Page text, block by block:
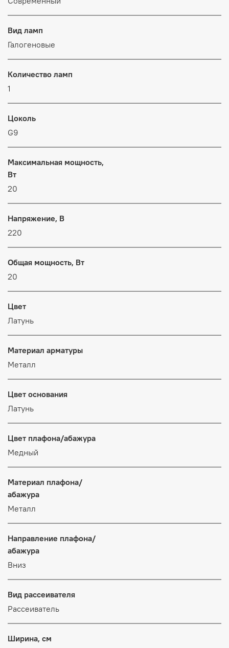
Вид ламп
Галогеновые
Количество ламп
1
Цоколь
G9
Максимальная мощность,
Вт
20
Напряжение, В
220
Общая мощность, Вт
20
Цвет
Латунь
Материал арматуры
Металл
Цвет основания
Латунь
Цвет плафона/абажура
Медный
Материал плафона/
абажура
Металл
Направление плафона/
абажура
Вниз
Вид рассеивателя
Рассеиватель
Ширина, см